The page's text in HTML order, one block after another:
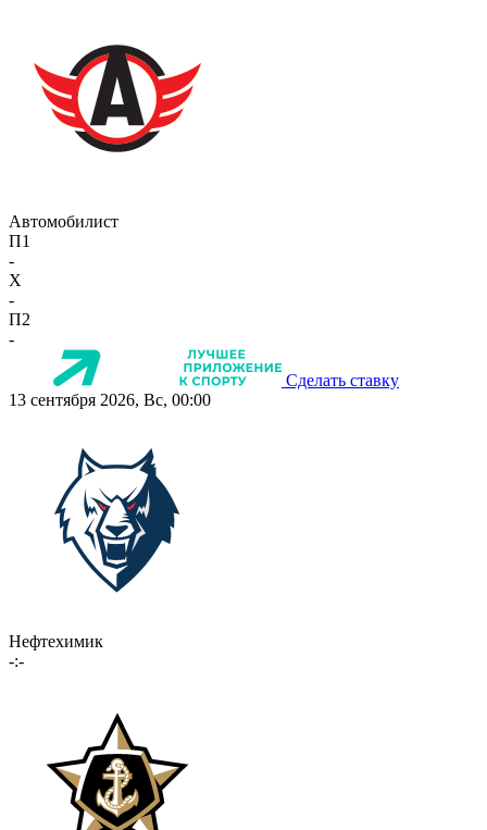
Автомобилист
П1
-
X
-
П2
-
Сделать ставку
13 сентября 2026, Вс, 00:00
Нефтехимик
-:-